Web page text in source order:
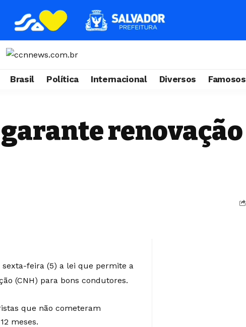
Brasil Política Internacional Diversos Famosos
renovação
feira (5) a lei que permite a
(CNH) para bons condutores.
que não cometeram
meses.